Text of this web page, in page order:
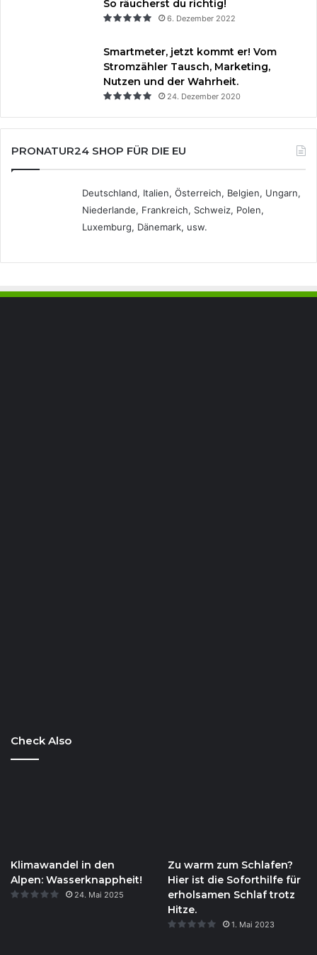
So räucherst du richtig!
6. Dezember 2022
Smartmeter, jetzt kommt er! Vom
Stromzähler Tausch, Marketing,
Nutzen und der Wahrheit.
24. Dezember 2020
PRONATUR24 SHOP FÜR DIE EU
Deutschland, Italien, Österreich, Belgien, Ungarn,
Niederlande, Frankreich, Schweiz, Polen,
Luxemburg, Dänemark, usw.
Check Also
Klimawandel in den
Alpen: Wasserknappheit!
24. Mai 2025
Zu warm zum Schlafen?
Hier ist die Soforthilfe für
erholsamen Schlaf trotz
Hitze.
1. Mai 2023